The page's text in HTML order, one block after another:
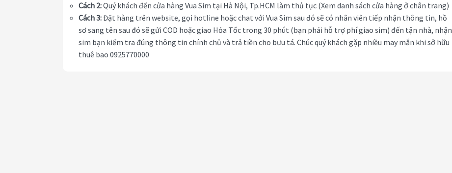
Cách 2:Quý khách đến cửa hàng Vua Sim tại Hà Nội, Tp.HCM làm thủ tục (Xem danh sách cửa hàng ở chân trang)
Cách 3:Đặt hàng trên website, gọi hotline hoặc chat với Vua Sim sau đó sẽ có nhân viên tiếp nhận thông tin, hồ
sơ sang tên sau đó sẽ gửi COD hoặc giao Hỏa Tốc trong 30 phút (bạn phải hỗ trợ phí giao sim) đến tận nhà, nhận
sim bạn kiểm tra đúng thông tin chính chủ và trả tiền cho bưu tá. Chúc quý khách gặp nhiều may mắn khi sở hữu
thuê bao 0925770000